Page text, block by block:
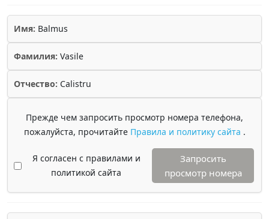
Имя: Balmus
Фамилия: Vasile
Отчество: Calistru
Прежде чем запросить просмотр номера телефона,
пожалуйста, прочитайте Правила и политику сайта .
Я согласен с правилами и
политикой сайта
Запросить
просмотр номера